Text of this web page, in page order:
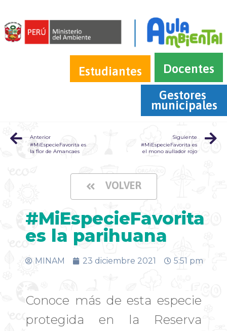
Estudiantes
Docentes
Gestores
municipales
Anterior
#MiEspecieFavorita es
la flor de Amancaes
Siguiente
#MiEspecieFavorita es
el mono aullador rojo
VOLVER
#MiEspecieFavorita
es la parihuana
MINAM 23 diciembre 2021 5:51 pm
Conoce más de esta especie
protegida en la Reserva